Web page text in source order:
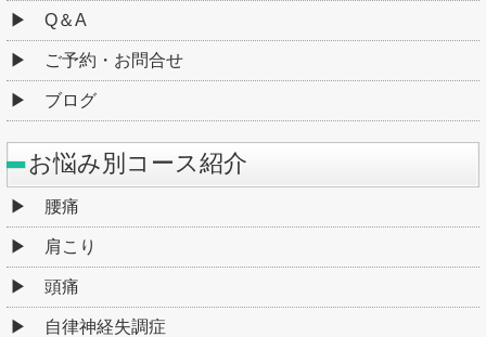
Q＆A
ご予約・お問合せ
ブログ
お悩み別コース紹介
腰痛
肩こり
頭痛
自律神経失調症